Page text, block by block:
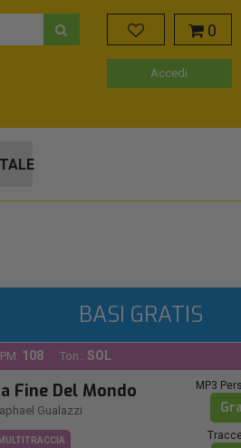
0
Accedi
BASI GRATIS
108 Ton.: SOL
Fine Del Mondo
Gualazzi
MULTITRACCIA
MP3